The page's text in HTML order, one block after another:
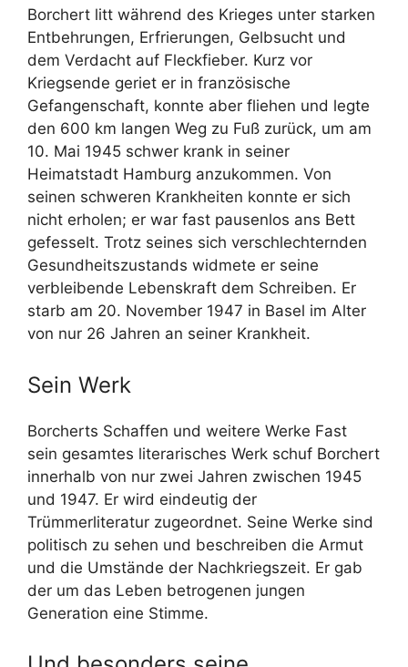
Borchert litt während des Krieges unter starken
Entbehrungen, Erfrierungen, Gelbsucht und
dem Verdacht auf Fleckfieber. Kurz vor
Kriegsende geriet er in französische
Gefangenschaft, konnte aber fliehen und legte
den 600 km langen Weg zu Fuß zurück, um am
10. Mai 1945 schwer krank in seiner
Heimatstadt Hamburg anzukommen. Von
seinen schweren Krankheiten konnte er sich
nicht erholen; er war fast pausenlos ans Bett
gefesselt. Trotz seines sich verschlechternden
Gesundheitszustands widmete er seine
verbleibende Lebenskraft dem Schreiben. Er
starb am 20. November 1947 in Basel im Alter
von nur 26 Jahren an seiner Krankheit.
Sein Werk
Borcherts Schaffen und weitere Werke Fast
sein gesamtes literarisches Werk schuf Borchert
innerhalb von nur zwei Jahren zwischen 1945
und 1947. Er wird eindeutig der
Trümmerliteratur zugeordnet. Seine Werke sind
politisch zu sehen und beschreiben die Armut
und die Umstände der Nachkriegszeit. Er gab
der um das Leben betrogenen jungen
Generation eine Stimme.